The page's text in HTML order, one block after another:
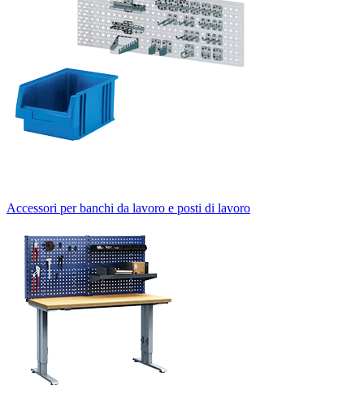
Accessori per banchi da lavoro e posti di lavoro